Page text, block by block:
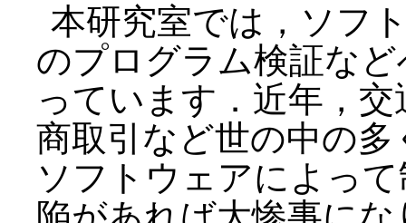
本研究室では，ソフ
のプログラム検証な
っています．近年，
商取引など世の中の
ソフトウェアによっ